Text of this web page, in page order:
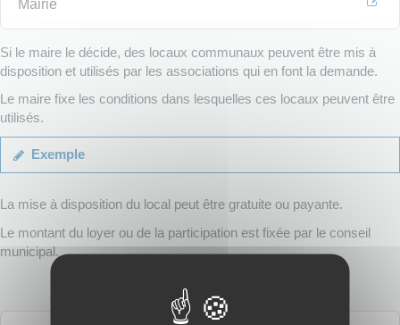
Mairie
Si le maire le décide, des locaux communaux peuvent être mis à
disposition et utilisés par les associations qui en font la demande.
Le maire fixe les conditions dans lesquelles ces locaux peuvent être
utilisés.
Exemple
La mise à disposition du local peut être gratuite ou payante.
Le montant du loyer ou de la participation est fixée par le conseil
municipal.